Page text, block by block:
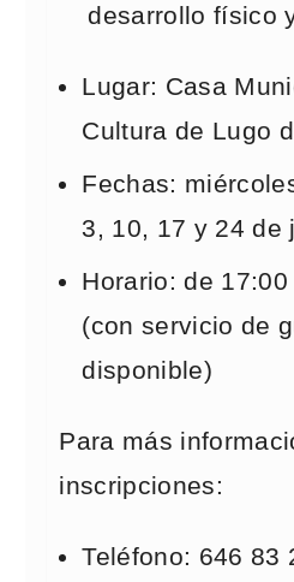
desarrollo físico
Lugar: Casa
Cultura de Lugo
Fechas:
3, 10, 17 y 24 de
Horario: de
(con servicio de
disponible)
Para más
inscripciones:
Teléfono: 646 83